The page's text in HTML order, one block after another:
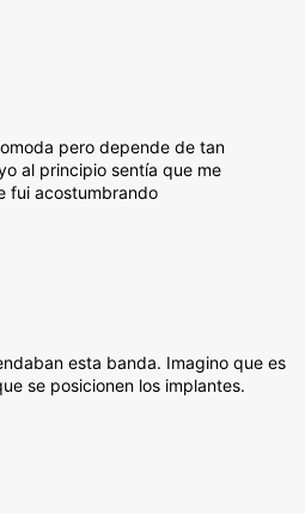
pero depende de tan
al principio sentía que me
fui acostumbrando
esta banda. Imagino que es
se posicionen los implantes.